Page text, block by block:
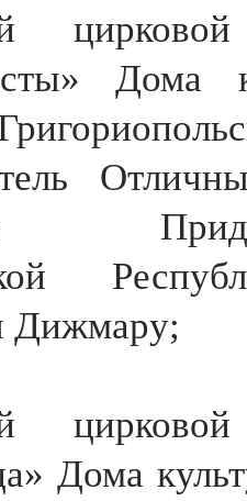
цирковой
Дома
Дижмару;
цирковой
Дома